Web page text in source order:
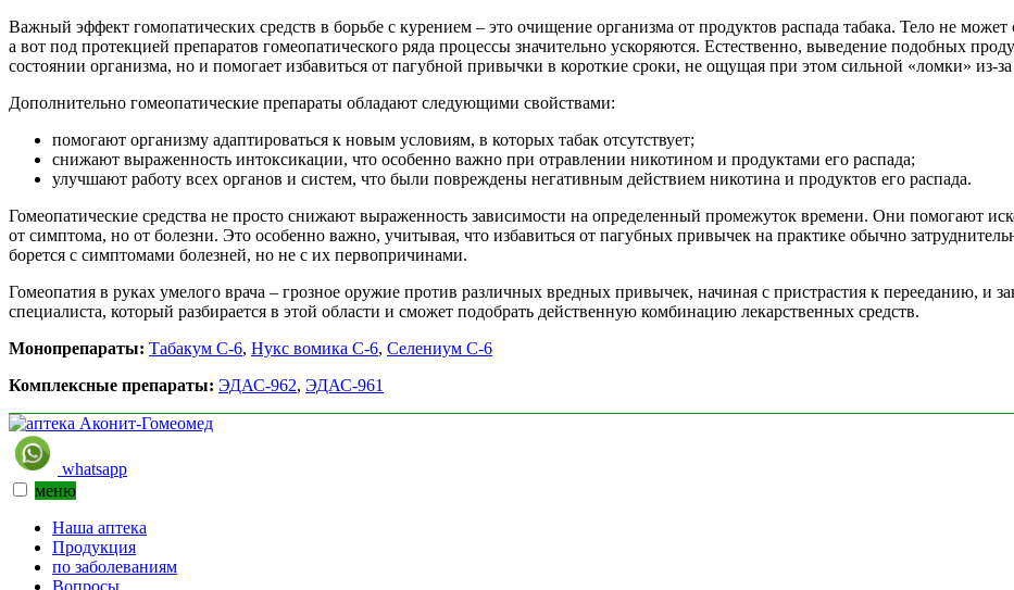
Важный эффект гомопатических средств в борьбе с курением – это очищение организма от продуктов распада табака. Тело не
а вот под протекцией препаратов гомеопатического ряда процессы значительно ускоряются. Естественно, выведение подобных
состоянии организма, но и помогает избавиться от пагубной привычки в короткие сроки, не ощущая при этом сильной «ломки» из-
Дополнительно гомеопатические препараты обладают следующими свойствами:
помогают организму адаптироваться к новым условиям, в которых табак отсутствует;
снижают выраженность интоксикации, что особенно важно при отравлении никотином и продуктами его распада;
улучшают работу всех органов и систем, что были повреждены негативным действием никотина и продуктов его распада.
Гомеопатические средства не просто снижают выраженность зависимости на определенный промежуток времени. Они помогают
от симптома, но от болезни. Это особенно важно, учитывая, что избавиться от пагубных привычек на практике обычно
борется с симптомами болезней, но не с их первопричинами.
Гомеопатия в руках умелого врача – грозное оружие против различных вредных привычек, начиная с пристрастия к перееданию, и
специалиста, который разбирается в этой области и сможет подобрать действенную комбинацию лекарственных средств.
Монопрепараты: Табакум С-6, Нукс вомика С-6, Селениум С-6
Комплексные препараты: ЭДАС-962, ЭДАС-961
whatsapp
меню
Наша аптека
Продукция
по заболеваниям